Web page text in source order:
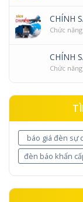
CHÍNH
Chức
CHÍNH
Chức
báo giá đèn sự
đèn báo khẩn